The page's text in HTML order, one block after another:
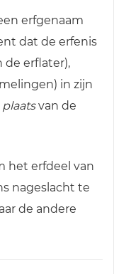
erfgenaam
dat de erfenis
de erflater),
in zijn
van de
het erfdeel van
nageslacht te
de andere